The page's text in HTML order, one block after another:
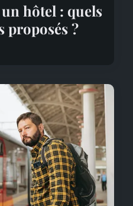
hôtel : quels
proposés ?